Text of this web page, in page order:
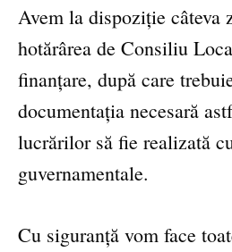
Avem la dispoziție câteva
hotărârea de Consiliu
finanțare, după care
documentația necesară
lucrărilor să fie realizată
guvernamentale.
Cu siguranță vom face